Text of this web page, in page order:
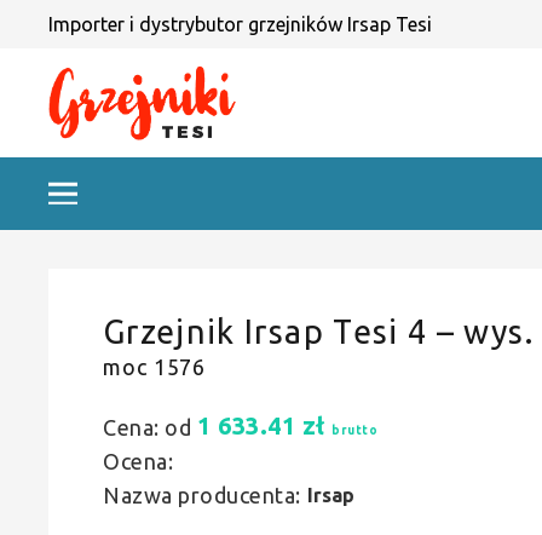
Importer i dystrybutor grzejników Irsap Tesi
Grzejnik Irsap Tesi 4 –
moc 1576
Cena: od 1 633.41 zł brutto
Ocena:
Nazwa producenta: Irsap